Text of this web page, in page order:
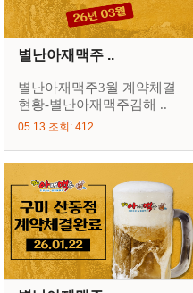
별난아재맥주 ..
별난아재맥주3월 계약체결
현황-별난아재맥주김해 ..
05.13 조회: 412